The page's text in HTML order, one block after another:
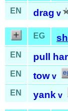
EN drag v
EG
EN pull
EN
tow v
EN
yank v